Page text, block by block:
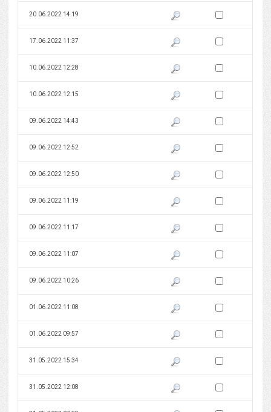
20.06.2022 14:19 Pokaż podgląd wersji z dnia
Zaznacz wersję do
17.06.2022 11:37 Pokaż podgląd wersji z dnia
Zaznacz wersję do
10.06.2022 12:28 Pokaż podgląd wersji z dnia
Zaznacz wersję do
10.06.2022 12:15 Pokaż podgląd wersji z dnia
Zaznacz wersję do
09.06.2022 14:43 Pokaż podgląd wersji z dnia
Zaznacz wersję do
09.06.2022 12:52 Pokaż podgląd wersji z dnia
Zaznacz wersję do
09.06.2022 12:50 Pokaż podgląd wersji z dnia
Zaznacz wersję do
09.06.2022 11:19 Pokaż podgląd wersji z dnia
Zaznacz wersję do
09.06.2022 11:17 Pokaż podgląd wersji z dnia
Zaznacz wersję do
09.06.2022 11:07 Pokaż podgląd wersji z dnia
Zaznacz wersję do
09.06.2022 10:26 Pokaż podgląd wersji z dnia
Zaznacz wersję do
01.06.2022 11:08 Pokaż podgląd wersji z dnia
Zaznacz wersję do
01.06.2022 09:57 Pokaż podgląd wersji z dnia
Zaznacz wersję do
31.05.2022 15:34 Pokaż podgląd wersji z dnia
Zaznacz wersję do
31.05.2022 12:08 Pokaż podgląd wersji z dnia
Zaznacz wersję do